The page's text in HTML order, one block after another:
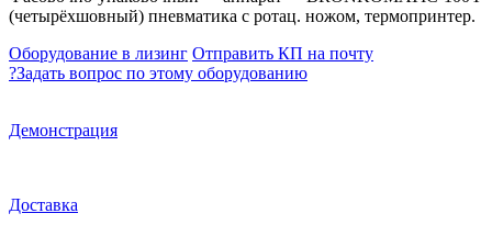
(четырёхшовный) пневматика с ротац. ножом, термопринтер.
Оборудование в лизинг Отправить КП на почту
?Задать вопрос по этому оборудованию
Демонстрация
Доставка